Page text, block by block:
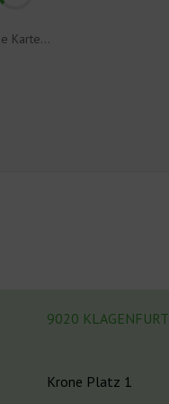
Karte...
9020 KLAGENFURT
Krone Platz 1